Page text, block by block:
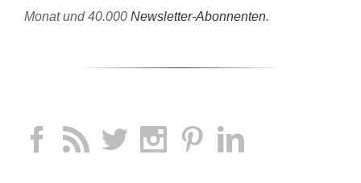
Monat und 40.000 Newsletter-Abonnenten.